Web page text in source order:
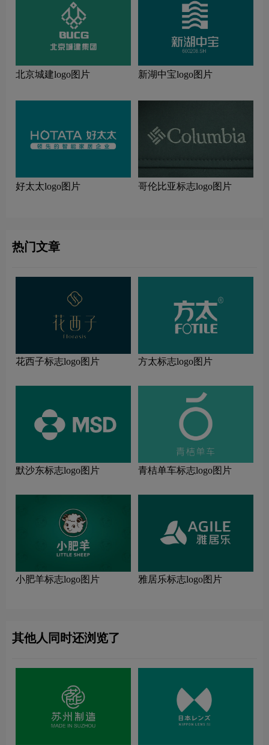
北京城建logo图片 新湖中宝logo图片
好太太logo图片 哥伦比亚标志logo图片
热门文章
花西子标志logo图片 方太标志logo图片
默沙东标志logo图片 青桔单车标志logo图片
小肥羊标志logo图片 雅居乐标志logo图片
其他人同时还浏览了